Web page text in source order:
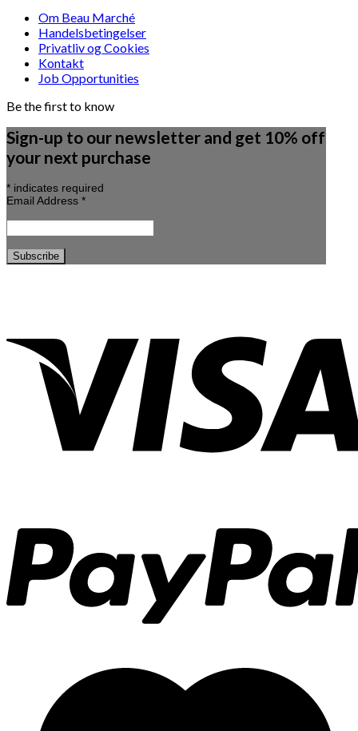
Om Beau Marché
Handelsbetingelser
Privatliv og Cookies
Kontakt
Job Opportunities
Be the first to know
Sign-up to our newsletter and get 10% off
your next purchase
* indicates required
Email Address *